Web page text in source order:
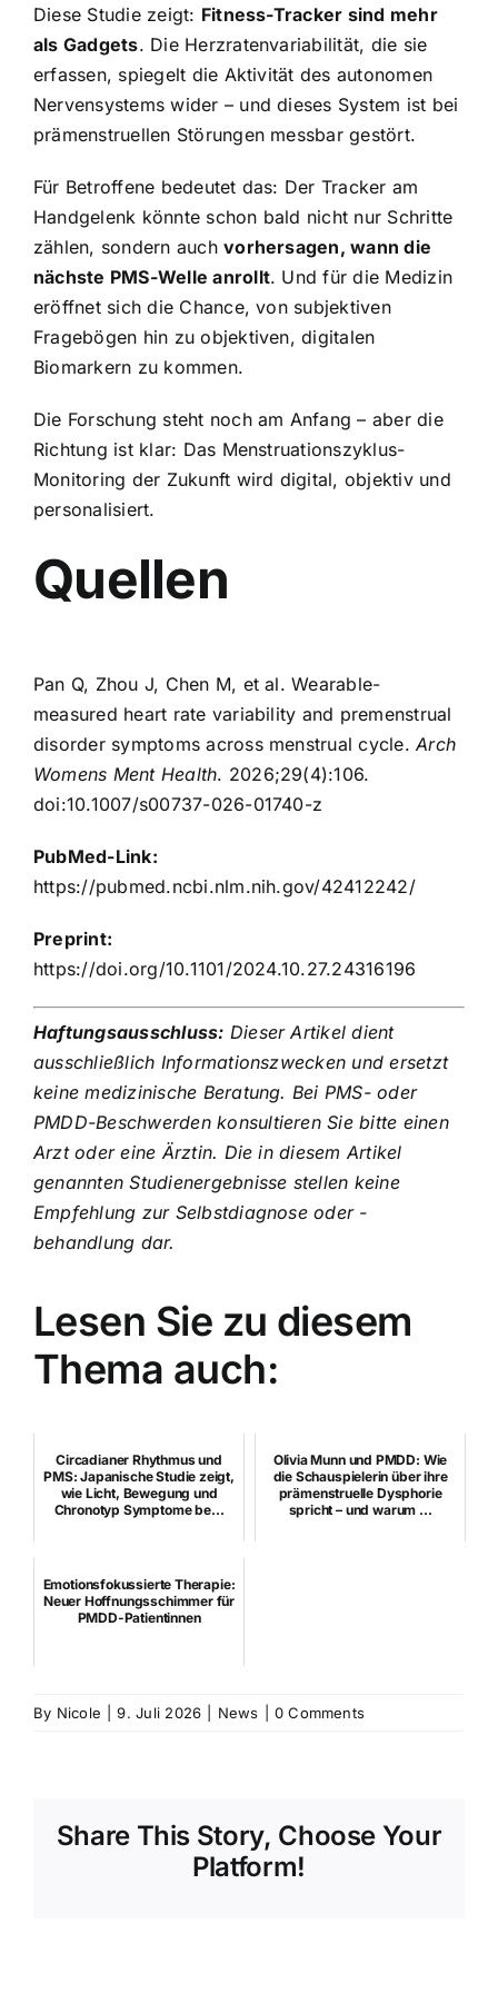
Diese Studie zeigt: Fitness-Tracker sind mehr
als Gadgets. Die Herzratenvariabilität, die sie
erfassen, spiegelt die Aktivität des autonomen
Nervensystems wider – und dieses System ist bei
prämenstruellen Störungen messbar gestört.
Für Betroffene bedeutet das: Der Tracker am
Handgelenk könnte schon bald nicht nur Schritte
zählen, sondern auchvorhersagen, wann die
nächste PMS-Welle anrollt. Und für die Medizin
eröffnet sich die Chance, von subjektiven
Fragebögen hin zu objektiven, digitalen
Biomarkern zu kommen.
Die Forschung steht noch am Anfang – aber die
Richtung ist klar: Das Menstruationszyklus-
Monitoring der Zukunft wird digital, objektiv und
personalisiert.
Quellen
Pan Q, Zhou J, Chen M, et al. Wearable-
measured heart rate variability and premenstrual
disorder symptoms across menstrual cycle.Arch
Womens Ment Health. 2026;29(4):106.
doi:10.1007/s00737-026-01740-z
PubMed-Link:
https://pubmed.ncbi.nlm.nih.gov/42412242/
Preprint:
https://doi.org/10.1101/2024.10.27.24316196
Haftungsausschluss: Dieser Artikel dient
ausschließlich Informationszwecken und ersetzt
keine medizinische Beratung. Bei PMS- oder
PMDD-Beschwerden konsultieren Sie bitte einen
Arzt oder eine Ärztin. Die in diesem Artikel
genannten Studienergebnisse stellen keine
Empfehlung zur Selbstdiagnose oder -
behandlung dar.
Lesen Sie zu diesem
Thema auch:
Circadianer Rhythmus und
PMS: Japanische Studie zeigt,
wie Licht, Bewegung und
Chronotyp Symptome be...
Olivia Munn und PMDD: Wie
die Schauspielerin über ihre
prämenstruelle Dysphorie
spricht – und warum ...
Emotionsfokussierte Therapie:
Neuer Hoffnungsschimmer für
PMDD-Patientinnen
By Nicole 9. Juli 2026 News 0 Comments
Share This Story, Choose Your
Platform!